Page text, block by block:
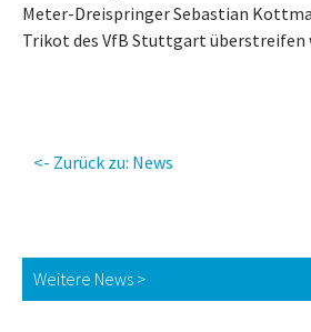
Meter-Dreispringer Sebastian
Trikot des VfB Stuttgart überstreifen
<- Zurück zu: News
Weitere News >